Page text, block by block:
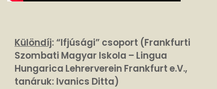
Különdíj: “Ifjúsági” csoport (Frankfurti
Szombati Magyar Iskola – Lingua
Hungarica Lehrerverein Frankfurt e.V.,
tanáruk: Ivanics Ditta)